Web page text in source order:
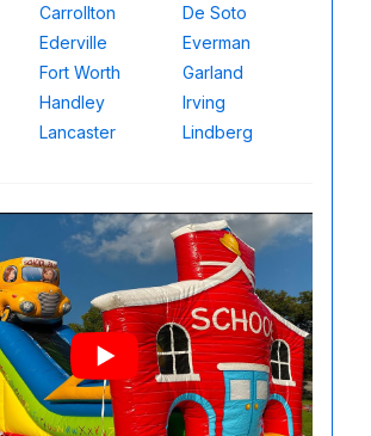
Carrollton
De Soto
Ederville
Everman
Fort Worth
Garland
Handley
Irving
Lancaster
Lindberg